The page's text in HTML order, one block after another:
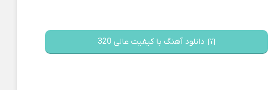
دانلود آهنگ با کیفیت عالی 320